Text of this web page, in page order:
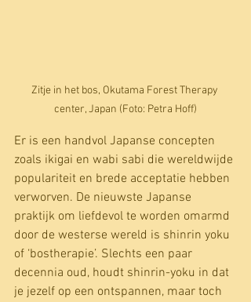
Zitje in het bos, Okutama Forest Therapy
center, Japan (Foto: Petra Hoff)
Er is een handvol Japanse concepten
zoals ikigai en wabi sabi die wereldwijde
populariteit en brede acceptatie hebben
verworven. De nieuwste Japanse
praktijk om liefdevol te worden omarmd
door de westerse wereld is shinrin yoku
of ‘bostherapie’. Slechts een paar
decennia oud, houdt shinrin-yoku in dat
je jezelf op een ontspannen, maar toch